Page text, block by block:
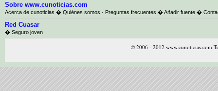
Sobre www.cunoticias.com
Acerca de cunoticias � Quiénes somos · Preguntas frecuentes �Añadir fuente �
Red Cuasar
� Seguro joven
© 2006 - 2012 www.cunoticias.com